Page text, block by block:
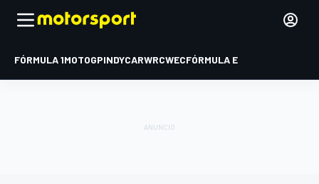
FÓRMULA 1MOTOGPINDYCARWRCWECFÓRMULA E